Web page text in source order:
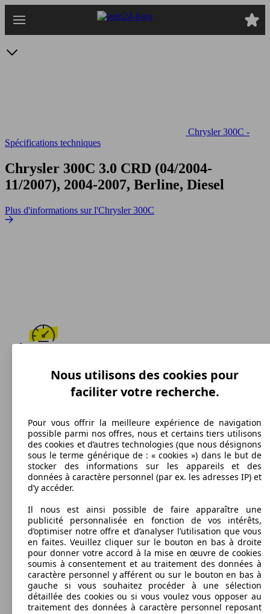
au
Chrysler 300C -
Spécifications techniques
Chrysler 300C 3.0 CRD (04/2004-
11/2007), 2004-2007, Berline, Diesel
Plus d'informations sur l'Chrysler 300C
Vitesse maximale
Diesel
Carburant
215 g/km
Émissions de CO2 (combinées)*
Ø 8.1 l/100km
Nous utilisons des cookies pour
faciliter votre recherche.
Pour vous offrir la meilleure expérience de navigation
possible parmi nos offres, nous et certains tiers utilisons
des cookies et d’autres technologies (que nous désignons
sous le terme générique de : « cookies ») dans le but de
stocker des informations sur les appareils et des
données à caractère personnel (par ex. les adresses IP) et
d’y accéder.
Il nous est ainsi possible de faire apparaître une
publicité personnalisée en fonction de vos intérêts,
d’optimiser notre offre et d’analyser l’utilisation que vous
en faites. Veuillez cliquer sur le bouton en bas à droite
pour donner votre accord à la mise en œuvre de cookies
soumis à consentement et au traitement des données à
caractère personnel y afférent ou sur le bouton en bas à
gauche si vous souhaitez procéder à une sélection
détaillée des cookies ou si vous voulez vous opposer au
traitement des données à caractère personnel reposant